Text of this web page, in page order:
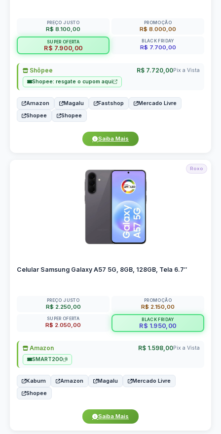
PREÇO JUSTO
R$ 8.100,00
PROMOÇÃO
R$ 8.000,00
SUPER OFERTA
R$ 7.900,00
BLACK FRIDAY
R$ 7.700,00
Shôpee R$ 7.720,00Pix a Vista
Shopee: resgate o cupom aqui
Amazon Magalu Fastshop
Mercado Livre
Shopee
Shopee
Saiba Mais
Roxo
Celular Samsung Galaxy A57 5G, 8GB, 128GB, Tela 6.7″
PREÇO JUSTO
R$ 2.250,00
PROMOÇÃO
R$ 2.150,00
SUPER OFERTA
R$ 2.050,00
BLACK FRIDAY
R$ 1.950,00
Amazon R$ 1.598,00Pix a Vista
SMART200
Kabum Amazon Magalu
Mercado Livre
Shopee
Saiba Mais